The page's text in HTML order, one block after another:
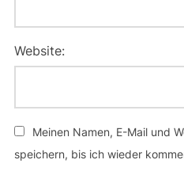
Website:
Meinen Namen, E-Mail und
speichern, bis ich wieder